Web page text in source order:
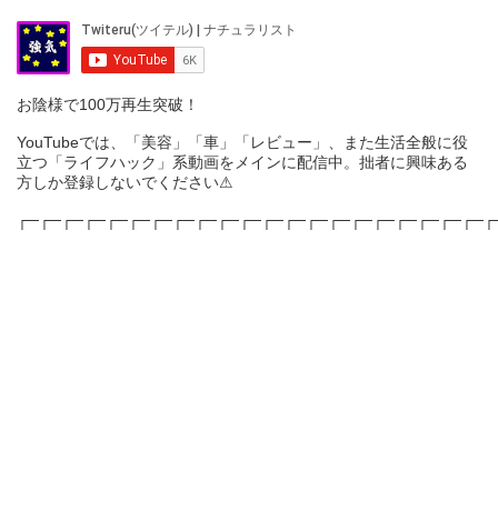
お陰様で100万再生突破！
YouTubeでは、「美容」「車」「レビュー」、また生活全般に役
立つ「ライフハック」系動画をメインに配信中。拙者に興味ある
方しか登録しないでください⚠